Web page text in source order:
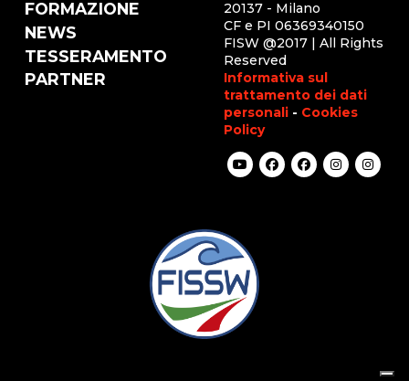
FORMAZIONE
NEWS
TESSERAMENTO
PARTNER
20137 - Milano
CF e PI 06369340150
FISW @2017 | All Rights
Reserved
Informativa sul
trattamento dei dati
personali - Cookies
Policy